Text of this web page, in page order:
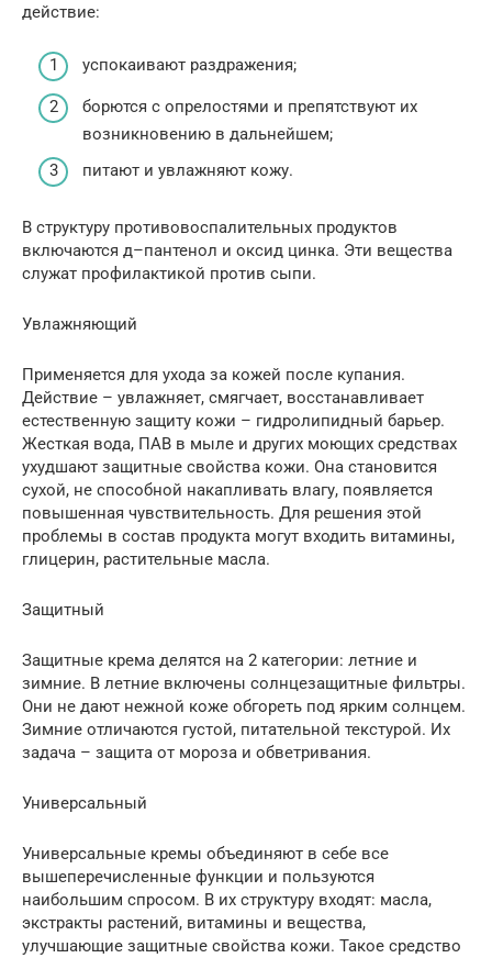
действие:
успокаивают раздражения;
борются с опрелостями и препятствуют их
возникновению в дальнейшем;
питают и увлажняют кожу.
В структуру противовоспалительных продуктов
включаются д–пантенол и оксид цинка. Эти вещества
служат профилактикой против сыпи.
Увлажняющий
Применяется для ухода за кожей после купания.
Действие – увлажняет, смягчает, восстанавливает
естественную защиту кожи – гидролипидный барьер.
Жесткая вода, ПАВ в мыле и других моющих средствах
ухудшают защитные свойства кожи. Она становится
сухой, не способной накапливать влагу, появляется
повышенная чувствительность. Для решения этой
проблемы в состав продукта могут входить витамины,
глицерин, растительные масла.
Защитный
Защитные крема делятся на 2 категории: летние и
зимние. В летние включены солнцезащитные фильтры.
Они не дают нежной коже обгореть под ярким солнцем.
Зимние отличаются густой, питательной текстурой. Их
задача – защита от мороза и обветривания.
Универсальный
Универсальные кремы объединяют в себе все
вышеперечисленные функции и пользуются
наибольшим спросом. В их структуру входят: масла,
экстракты растений, витамины и вещества,
улучшающие защитные свойства кожи. Такое средство